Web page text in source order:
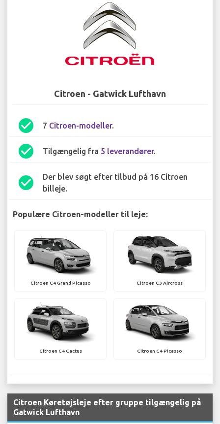
Citroen - Gatwick Lufthavn
check_circle 7 Citroen-modeller.
check_circle Tilgængelig fra 5 leverandører.
check_circle
Der blev søgt efter tilbud på 16 Citroen
billeje.
Populære Citroen-modeller til leje:
Citroen C4 Grand Picasso Citroen C3 Aircross
Citroen C4 Cactus Citroen C4 Picasso
Citroen Køretøjsleje efter gruppe tilgængelig på
Gatwick Lufthavn